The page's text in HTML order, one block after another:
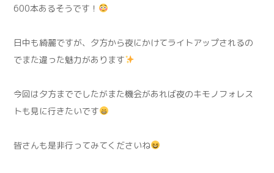
600本あるそうです！
日中も綺麗ですが、夕方から夜にかけてライトアップされるの
でまた違った魅力があります
今回は夕方まででしたがまた機会があれば夜のキモノフォレス
トも見に行きたいです
皆さんも是非行ってみてくださいね